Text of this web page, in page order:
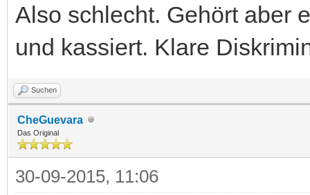
Also schlecht. Gehört aber
und kassiert. Klare
Suchen
CheGuevara
Das Original
30-09-2015, 11:06